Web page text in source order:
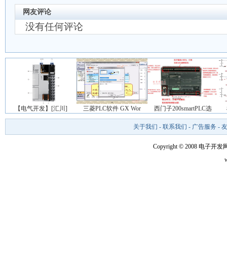
网友评论
没有任何评论
【电气开发】[汇川] 三菱PLC软件 GX Wor 西门子200smartPLC选
关于我们 - 联系我们 - 广告服务 -
Copyright © 2008 电子开发